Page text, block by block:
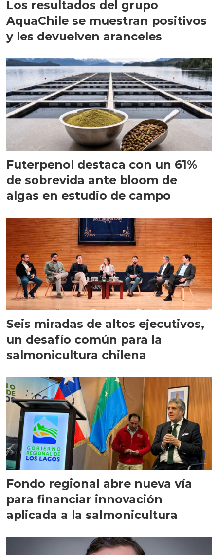
Los resultados del grupo
AquaChile se muestran positivos
y les devuelven aranceles
Futerpenol destaca con un 61%
de sobrevida ante bloom de
algas en estudio de campo
Seis miradas de altos ejecutivos,
un desafío común para la
salmonicultura chilena
Fondo regional abre nueva vía
para financiar innovación
aplicada a la salmonicultura